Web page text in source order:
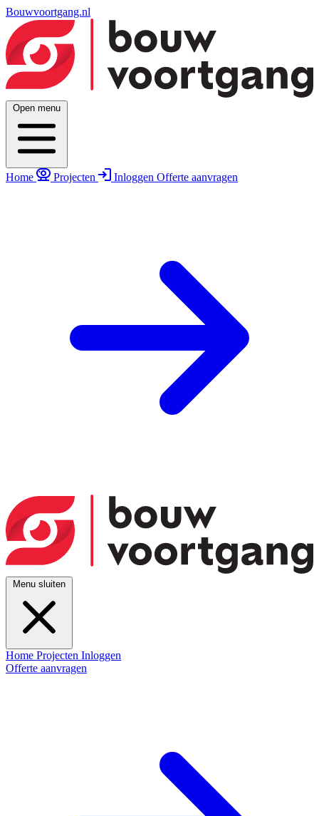
Bouwvoortgang.nl
Open menu
Home Projecten Inloggen Offerte aanvragen
Menu sluiten
Home Projecten Inloggen
Offerte aanvragen